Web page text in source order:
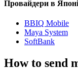
Провайдери в
BBIQ Mobile
Maya System
SoftBank
How to send